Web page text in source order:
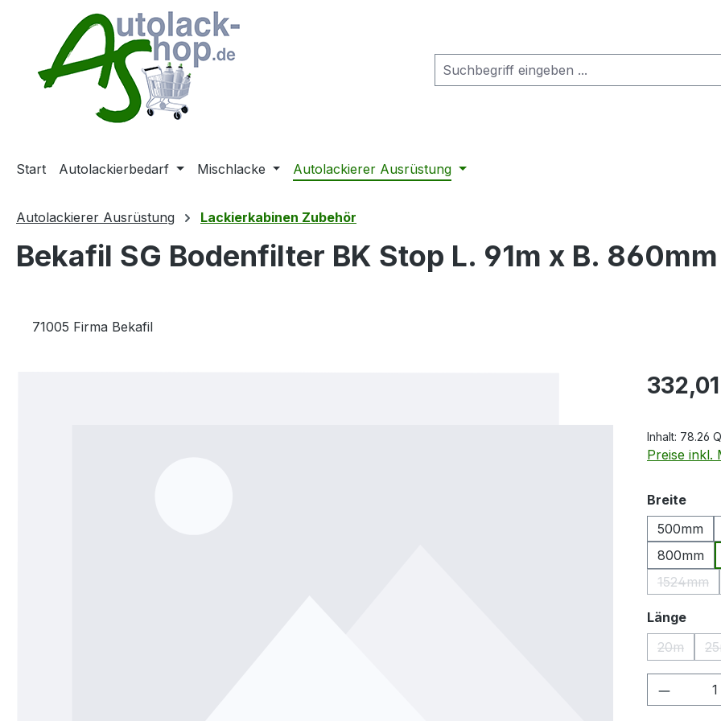
Hauptinhalt springen
Zur Suche springen
Zur Hauptnavigation springen
Start Autolackierbedarf Mischlacke Autolackierer Ausrüstung
Autolackierer Ausrüstung Lackierkabinen Zubehör
Bekafil SG Bodenfilter BK Stop L. 91m x B. 860mm
71005 Firma Bekafil
Regulärer
Inhalt: 78.26
Preise inkl.
Breite
500mm
800mm
1524mm
(Diese
Länge
20m
(Diese